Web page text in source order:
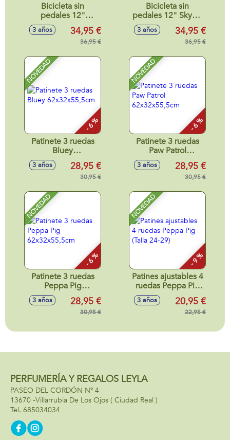
Bicicleta sin
pedales 12"
Jurassic World
3 años 34,95 €
36,95 €
Bicicleta sin
pedales 12" Skye y
Everest
3 años 34,95 €
36,95 €
NOVEDAD
- 6 %
Patinete 3 ruedas
Bluey
62x32x55,5cm
3 años 28,95 €
30,95 €
NOVEDAD
- 6 %
Patinete 3 ruedas
Paw Patrol
62x32x55,5cm
3 años 28,95 €
30,95 €
NOVEDAD
- 6 %
Patinete 3 ruedas
Peppa Pig
62x32x55,5cm
3 años 28,95 €
30,95 €
NOVEDAD
- 9 %
Patines ajustables 4
ruedas Peppa Pig
(Talla 24-29)
3 años 20,95 €
22,95 €
PERFUMERÍA Y REGALOS LEYLA
PASEO DEL CORDÓN Nº 4
13670 -Villarrubia De Los Ojos ( Ciudad Real )
685034034